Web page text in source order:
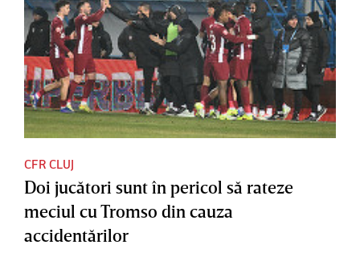
CFR CLUJ
Doi jucători sunt în pericol să rateze
meciul cu Tromso din cauza
accidentărilor